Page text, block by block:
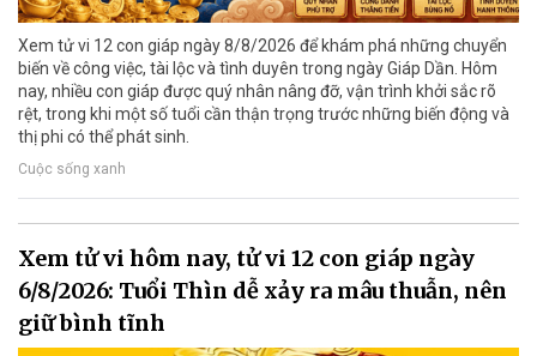
Xem tử vi 12 con giáp ngày 8/8/2026 để khám phá những chuyển
biến về công việc, tài lộc và tình duyên trong ngày Giáp Dần. Hôm
nay, nhiều con giáp được quý nhân nâng đỡ, vận trình khởi sắc rõ
rệt, trong khi một số tuổi cần thận trọng trước những biến động và
thị phi có thể phát sinh.
Cuộc sống xanh
Xem tử vi hôm nay, tử vi 12 con giáp ngày
6/8/2026: Tuổi Thìn dễ xảy ra mâu thuẫn, nên
giữ bình tĩnh